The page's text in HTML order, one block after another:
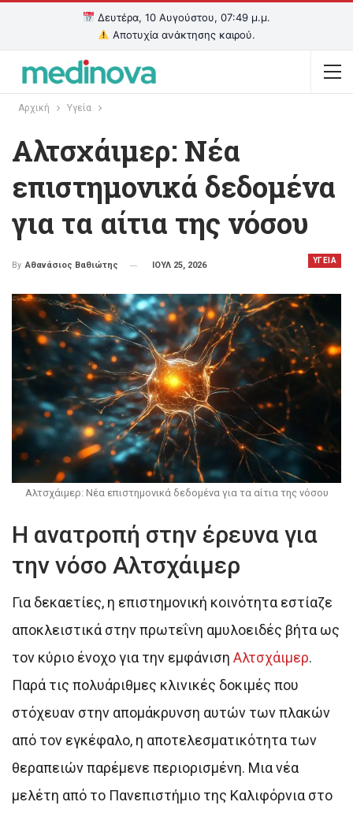
Δευτέρα, 10 Αυγούστου, 07:49 μ.μ.
Αποτυχία ανάκτησης καιρού.
Αρχική Υγεία
Αλτσχάιμερ: Νέα
επιστημονικά δεδομένα
για τα αίτια της νόσου
ΥΓΕΙΑ
By Αθανάσιος Βαθιώτης ΙΟΥΛ 25, 2026
Αλτσχάιμερ: Νέα επιστημονικά δεδομένα για τα αίτια της νόσου
Η ανατροπή στην έρευνα για
την νόσο Αλτσχάιμερ
Για δεκαετίες, η επιστημονική κοινότητα εστίαζε
αποκλειστικά στην πρωτεΐνη αμυλοειδές βήτα ως
τον κύριο ένοχο για την εμφάνιση Αλτσχάιμερ.
Παρά τις πολυάριθμες κλινικές δοκιμές που
στόχευαν στην απομάκρυνση αυτών των πλακών
από τον εγκέφαλο, η αποτελεσματικότητα των
θεραπειών παρέμενε περιορισμένη. Μια νέα
μελέτη από το Πανεπιστήμιο της Καλιφόρνια στο